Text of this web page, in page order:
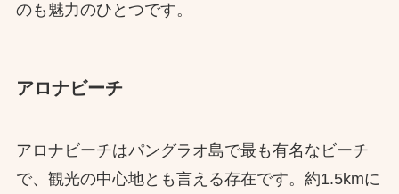
のも魅力のひとつです。
アロナビーチ
アロナビーチはパングラオ島で最も有名なビーチ
で、観光の中心地とも言える存在です。約1.5kmに